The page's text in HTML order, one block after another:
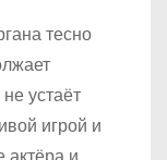
тесно
устаёт
игрой и